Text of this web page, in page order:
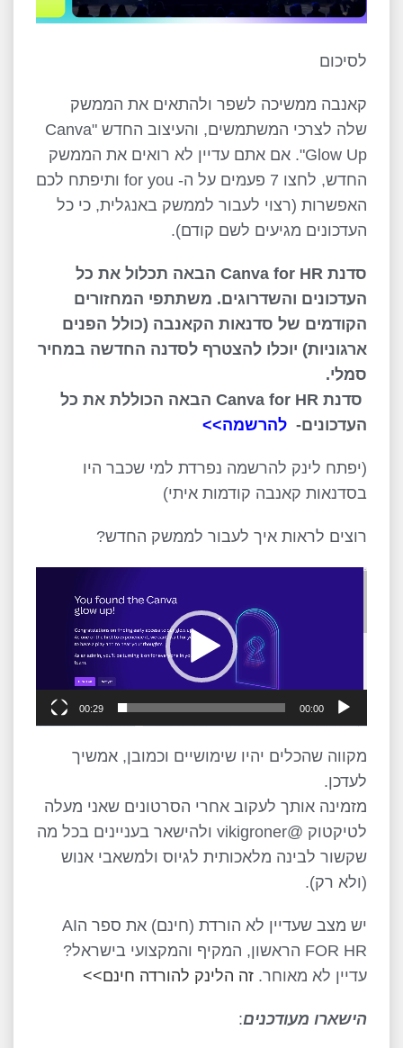
לסיכום
קאנבה ממשיכה לשפר ולהתאים את הממשק
שלה לצרכי המשתמשים, והעיצוב החדש "Canva
Glow Up". אם אתם עדיין לא רואים את הממשק
החדש, לחצו 7 פעמים על ה- for you ותיפתח לכם
האפשרות (רצוי לעבור לממשק באנגלית, כי כל
העדכונים מגיעים לשם קודם).
סדנת Canva for HR הבאה תכלול את כל
העדכונים והשדרוגים. משתתפי המחזורים
הקודמים של סדנאות הקאנבה (כולל הפנים
ארגוניות) יוכלו להצטרף לסדנה החדשה במחיר
סמלי.
סדנת Canva for HR הבאה הכוללת את כל
העדכונים- להרשמה>>
(יפתח לינק להרשמה נפרדת למי שכבר היו
בסדנאות קאנבה קודמות איתי)
רוצים לראות איך לעבור לממשק החדש?
00:00
00:29
מקווה שהכלים יהיו שימושיים וכמובן, אמשיך
לעדכן.
מזמינה אותך לעקוב אחרי הסרטונים שאני מעלה
לטיקטוק @vikigroner ולהישאר בעניינים בכל מה
שקשור לבינה מלאכותית לגיוס ולמשאבי אנוש
(ולא רק).
יש מצב שעדיין לא הורדת (חינם) את ספר הAI
FOR HR הראשון, המקיף והמקצועי בישראל?
עדיין לא מאוחר. זה הלינק להורדה חינם>>
הישארו מעודכנים: